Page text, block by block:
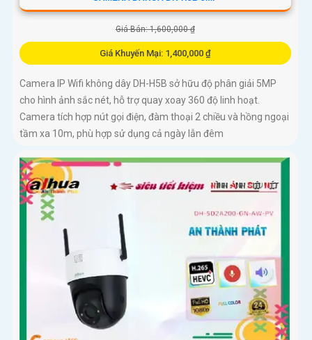
Giá Bán: 1,600,000 ₫
Giá Khuyến Mại: 1,400,000 ₫
Camera IP Wifi không dây DH-H5B sở hữu độ phân giải 5MP
cho hình ảnh sắc nét, hỗ trợ quay xoay 360 độ linh hoạt.
Camera tích hợp nút gọi điện, đàm thoại 2 chiều và hồng ngoại
tầm xa 10m, phù hợp sử dụng cả ngày lẫn đêm